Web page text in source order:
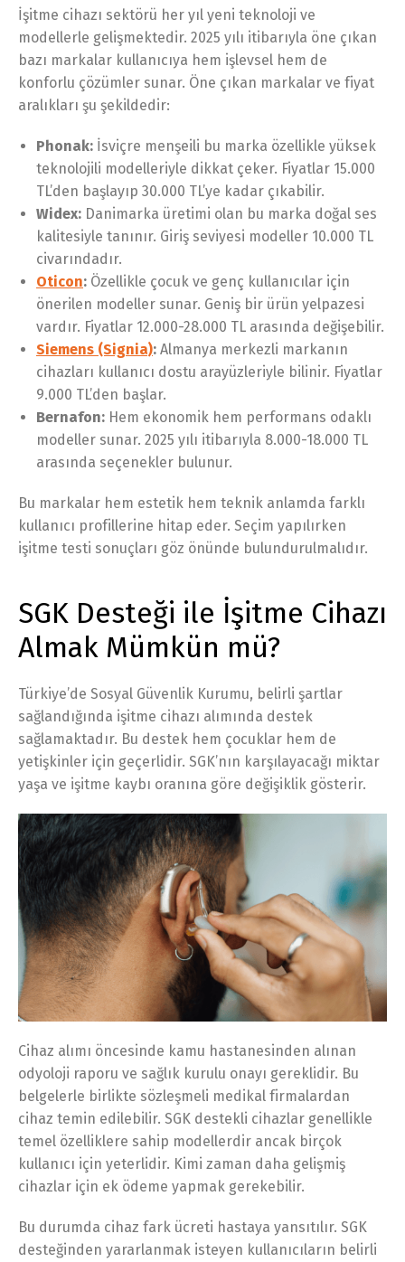
İşitme cihazı sektörü her yıl yeni teknoloji ve
modellerle gelişmektedir. 2025 yılı itibarıyla öne çıkan
bazı markalar kullanıcıya hem işlevsel hem de
konforlu çözümler sunar. Öne çıkan markalar ve fiyat
aralıkları şu şekildedir:
Phonak: İsviçre menşeili bu marka özellikle yüksek
teknolojili modelleriyle dikkat çeker. Fiyatlar 15.000
TL’den başlayıp 30.000 TL’ye kadar çıkabilir.
Widex: Danimarka üretimi olan bu marka doğal ses
kalitesiyle tanınır. Giriş seviyesi modeller 10.000 TL
civarındadır.
Oticon: Özellikle çocuk ve genç kullanıcılar için
önerilen modeller sunar. Geniş bir ürün yelpazesi
vardır. Fiyatlar 12.000-28.000 TL arasında değişebilir.
Siemens (Signia): Almanya merkezli markanın
cihazları kullanıcı dostu arayüzleriyle bilinir. Fiyatlar
9.000 TL’den başlar.
Bernafon: Hem ekonomik hem performans odaklı
modeller sunar. 2025 yılı itibarıyla 8.000-18.000 TL
arasında seçenekler bulunur.
Bu markalar hem estetik hem teknik anlamda farklı
kullanıcı profillerine hitap eder. Seçim yapılırken
işitme testi sonuçları göz önünde bulundurulmalıdır.
SGK Desteği ile İşitme Cihazı
Almak Mümkün mü?
Türkiye’de Sosyal Güvenlik Kurumu, belirli şartlar
sağlandığında işitme cihazı alımında destek
sağlamaktadır. Bu destek hem çocuklar hem de
yetişkinler için geçerlidir. SGK’nın karşılayacağı miktar
yaşa ve işitme kaybı oranına göre değişiklik gösterir.
Cihaz alımı öncesinde kamu hastanesinden alınan
odyoloji raporu ve sağlık kurulu onayı gereklidir. Bu
belgelerle birlikte sözleşmeli medikal firmalardan
cihaz temin edilebilir. SGK destekli cihazlar genellikle
temel özelliklere sahip modellerdir ancak birçok
kullanıcı için yeterlidir. Kimi zaman daha gelişmiş
cihazlar için ek ödeme yapmak gerekebilir.
Bu durumda cihaz fark ücreti hastaya yansıtılır. SGK
desteğinden yararlanmak isteyen kullanıcıların belirli